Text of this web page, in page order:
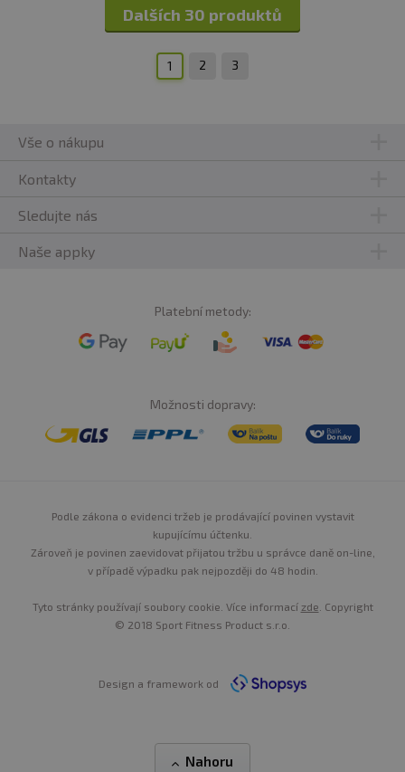
1 2 3
Dalších 30 produktů
Vše o nákupu
Kontakty
Sledujte nás
Naše appky
Platební metody:
Možnosti dopravy:
Podle zákona o evidenci tržeb je prodávající povinen vystavit
kupujícímu účtenku.
Zároveň je povinen zaevidovat přijatou tržbu u správce daně on-line,
v případě výpadku pak nejpozději do 48 hodin.
Tyto stránky používají soubory cookie. Více informací zde . Copyright
© 2018 Sport Fitness Product s.r.o.
Design a framework od
Nahoru